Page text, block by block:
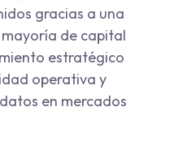
gracias a una
de capital
estratégico
operativa y
en mercados